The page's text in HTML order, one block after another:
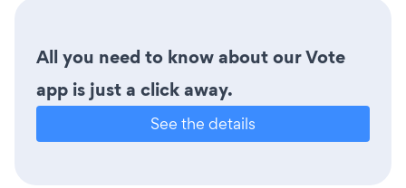
All you need to know about our Vote
app is just a click away.
See the details